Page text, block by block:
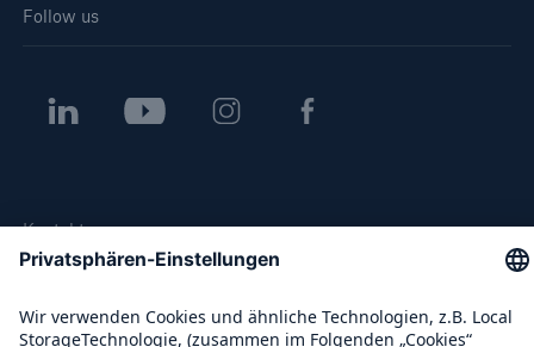
Follow us
Kontakt
Datenschutz
Cookie Einstellungen